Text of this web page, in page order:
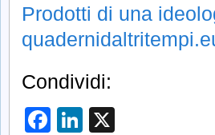
Prodotti di una
Condividi:
Facebook
LinkedIn